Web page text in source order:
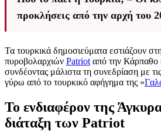
προκλήσεις από την αρχή του
Τα τουρκικά δημοσιεύματα εστιάζουν
πυροβολαρχιών Patriot από την Κάρπαθο
συνδέοντας μάλιστα τη συνεδρίαση με
γύρω από το τουρκικό αφήγημα της «
Το ενδιαφέρον της
διάταξη των Patriot